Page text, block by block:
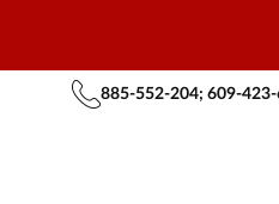
885-552-204; 609-